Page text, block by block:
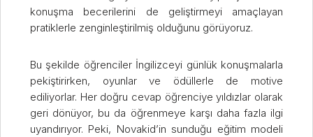
konuşma becerilerini de geliştirmeyi amaçlayan
pratiklerle zenginleştirilmiş olduğunu görüyoruz.
Bu şekilde öğrenciler İngilizceyi günlük konuşmalarla
pekiştirirken, oyunlar ve ödüllerle de motive
ediliyorlar. Her doğru cevap öğrenciye yıldızlar olarak
geri dönüyor, bu da öğrenmeye karşı daha fazla ilgi
uyandırıyor. Peki, Novakid’in sunduğu eğitim modeli